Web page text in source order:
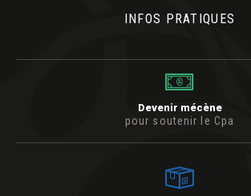
INFOS PRATIQUES
Devenir mécène
pour soutenir le Cpa